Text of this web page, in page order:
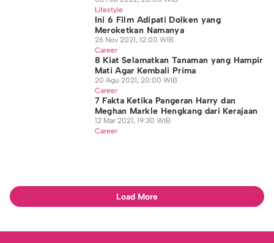
Lifestyle
Ini 6 Film Adipati Dolken yang
Meroketkan Namanya
26 Nov 2021, 12:00 WIB
Career
8 Kiat Selamatkan Tanaman yang Hampir
Mati Agar Kembali Prima
20 Agu 2021, 20:00 WIB
Career
7 Fakta Ketika Pangeran Harry dan
Meghan Markle Hengkang dari Kerajaan
12 Mar 2021, 19:30 WIB
Career
Load More